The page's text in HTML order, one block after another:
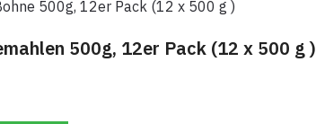
500g, 12er Pack (12 x 500 g )
500g, 12er Pack (12 x 500 g )